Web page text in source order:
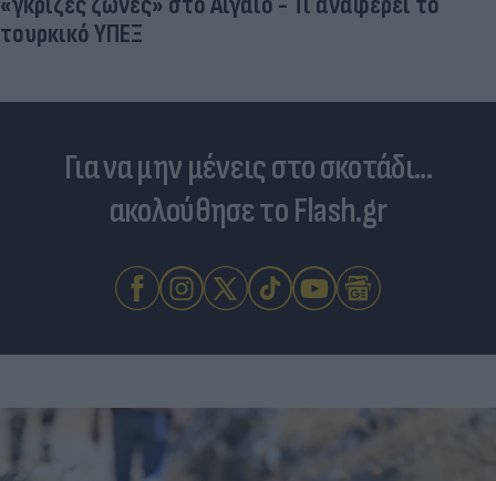
τουρκικό ΥΠΕΞ
Για να μην μένεις στο σκοτάδι...
ακολούθησε το Flash.gr